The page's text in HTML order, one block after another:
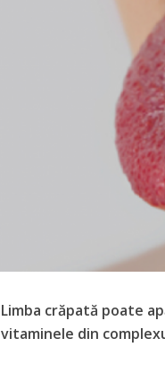
Limba crăpată poate
vitaminele din